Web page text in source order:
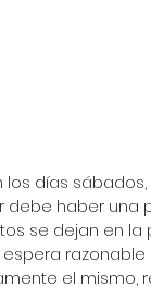
los días
debe haber una
se dejan en
razonable
el mismo,